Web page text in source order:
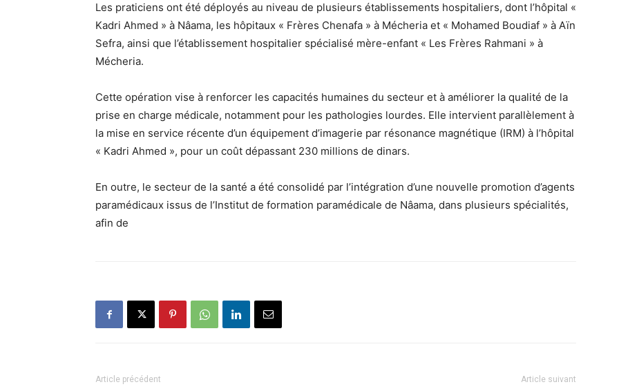
Les praticiens ont été déployés au niveau de plusieurs établissements hospitaliers, dont l’hôpital «
Kadri Ahmed » à Nâama, les hôpitaux « Frères Chenafa » à Mécheria et « Mohamed Boudiaf » à Aïn
Sefra, ainsi que l’établissement hospitalier spécialisé mère-enfant « Les Frères Rahmani » à
Mécheria.
Cette opération vise à renforcer les capacités humaines du secteur et à améliorer la qualité de la
prise en charge médicale, notamment pour les pathologies lourdes. Elle intervient parallèlement à
la mise en service récente d’un équipement d’imagerie par résonance magnétique (IRM) à l’hôpital
« Kadri Ahmed », pour un coût dépassant 230 millions de dinars.
En outre, le secteur de la santé a été consolidé par l’intégration d’une nouvelle promotion d’agents
paramédicaux issus de l’Institut de formation paramédicale de Nâama, dans plusieurs spécialités,
afin de
Article précédent Article suivant